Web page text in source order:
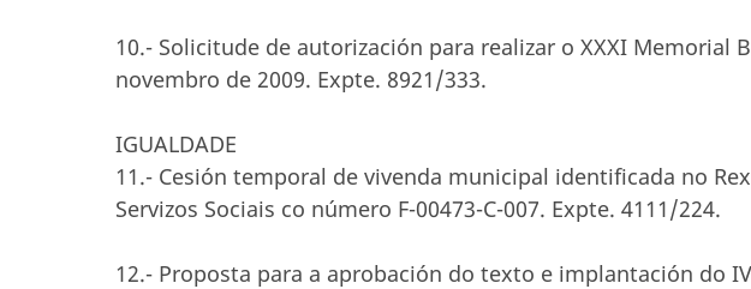
10.- Solicitude de autorización para realizar o XXXI Memorial
novembro de 2009. Expte. 8921/333.
IGUALDADE
11.- Cesión temporal de vivenda municipal identificada no
Servizos Sociais co número F-00473-C-007. Expte. 4111/224.
12.- Proposta para a aprobación do texto e implantación do